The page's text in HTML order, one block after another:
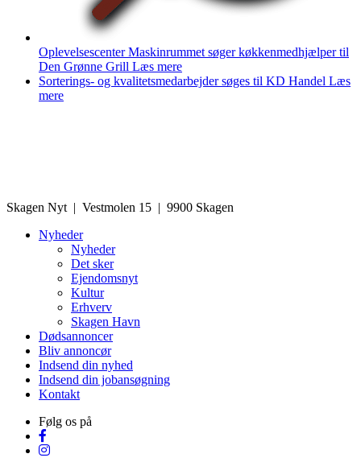
Oplevelsescenter Maskinrummet søger køkkenmedhjælper til
Den Grønne Grill Læs mere
Sorterings- og kvalitetsmedarbejder søges til KD Handel Læs
mere
Skagen Nyt | Vestmolen 15 | 9900 Skagen
Nyheder
Nyheder
Det sker
Ejendomsnyt
Kultur
Erhverv
Skagen Havn
Dødsannoncer
Bliv annoncør
Indsend din nyhed
Indsend din jobansøgning
Kontakt
Følg os på